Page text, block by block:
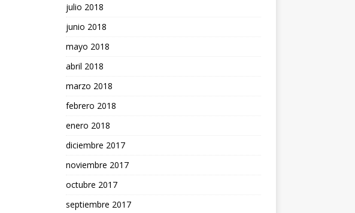
julio 2018
junio 2018
mayo 2018
abril 2018
marzo 2018
febrero 2018
enero 2018
diciembre 2017
noviembre 2017
octubre 2017
septiembre 2017